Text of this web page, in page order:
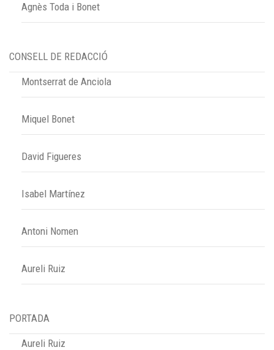
Agnès Toda i Bonet
CONSELL DE REDACCIÓ
Montserrat de Anciola
Miquel Bonet
David Figueres
Isabel Martínez
Antoni Nomen
Aureli Ruiz
PORTADA
Aureli Ruiz